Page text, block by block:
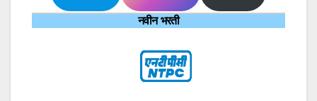
नवीन भरती